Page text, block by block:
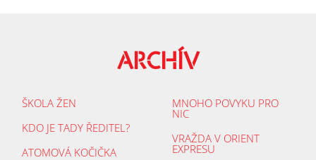
ARCHÍV
ŠKOLA ŽEN
KDO JE TADY ŘEDITEL?
ATOMOVÁ KOČIČKA
MNOHO POVYKU PRO
NIC
VRAŽDA V ORIENT
EXPRESU